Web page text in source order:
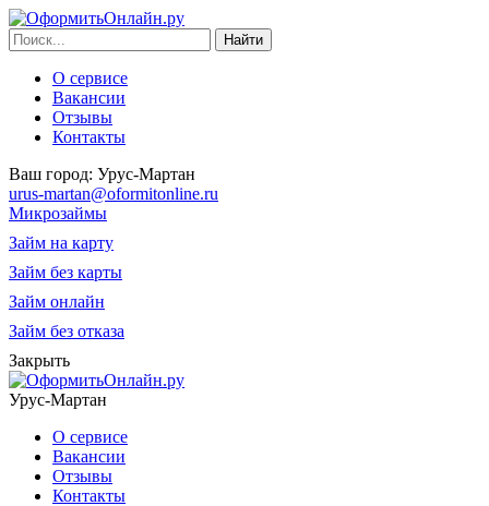
О сервисе
Вакансии
Отзывы
Контакты
Ваш город: Урус-Мартан
urus-martan@oformitonline.ru
Микрозаймы
Займ на карту
Займ без карты
Займ онлайн
Займ без отказа
Закрыть
Урус-Мартан
О сервисе
Вакансии
Отзывы
Контакты